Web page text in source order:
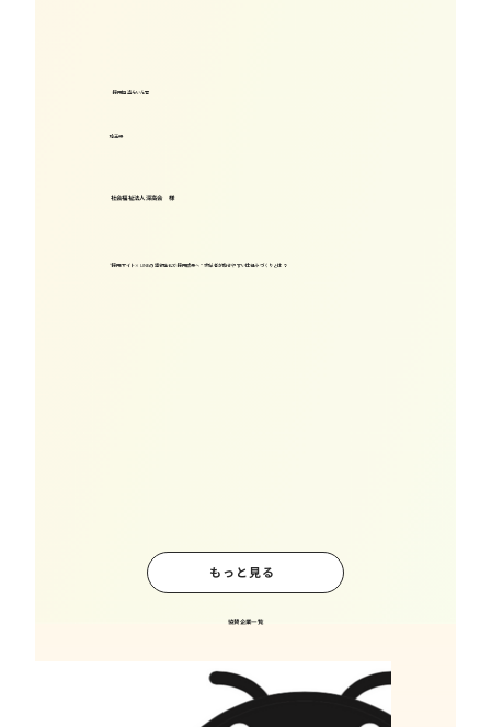
“採用サイト×LINEの導線強化で採用成果へ” 求職者が動きやすい仕組みづくりとは？
埼玉県
社会福祉法人深高会 様
採用担当らいん君
もっと見る
協賛企業一覧